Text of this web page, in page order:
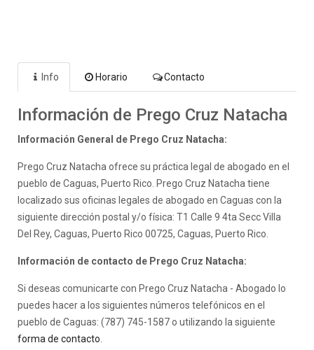
Info Horario Contacto
Información de Prego Cruz Natacha
Información General de Prego Cruz Natacha:
Prego Cruz Natacha ofrece su práctica legal de abogado en el
pueblo de Caguas, Puerto Rico. Prego Cruz Natacha tiene
localizado sus oficinas legales de abogado en Caguas con la
siguiente dirección postal y/o física: T1 Calle 9 4ta Secc Villa
Del Rey, Caguas, Puerto Rico 00725, Caguas, Puerto Rico.
Información de contacto de Prego Cruz Natacha:
Si deseas comunicarte con Prego Cruz Natacha - Abogado lo
puedes hacer a los siguientes números telefónicos en el
pueblo de Caguas: (787) 745-1587 o utilizando la siguiente
forma de contacto